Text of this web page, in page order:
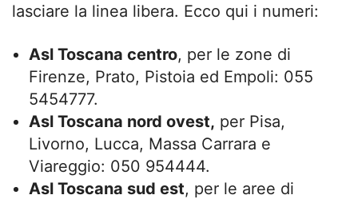
lasciare la linea libera. Ecco qui i numeri:
Asl Toscana centro, per le zone di
Firenze, Prato, Pistoia ed Empoli: 055
5454777.
Asl Toscana nord ovest, per Pisa,
Livorno, Lucca, Massa Carrara e
Viareggio: 050 954444.
Asl Toscana sud est, per le aree di